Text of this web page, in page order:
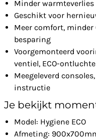
Minder
Geschikt voor
Meer comfort, minder
besparing
Voorgemonteerd
ventiel, ECO-
Meegeleverd
instructie
Je bekijkt
Model: Hygiene ECO
Afmeting: